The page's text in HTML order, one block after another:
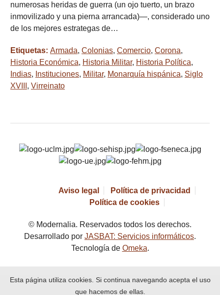
numerosas heridas de guerra (un ojo tuerto, un brazo
inmovilizado y una pierna arrancada)—, considerado uno
de los mejores estrategas de…
Etiquetas: Armada, Colonias, Comercio, Corona,
Historia Económica, Historia Militar, Historia Política,
Indias, Instituciones, Militar, Monarquía hispánica, Siglo
XVIII , Virreinato
Aviso legal
Política de privacidad
Política de cookies
© Modernalia. Reservados todos los derechos.
Desarrollado por JASBAT: Servicios informáticos.
Tecnología de Omeka.
Esta página utiliza cookies. Si continua navegando acepta el uso
que hacemos de ellas.